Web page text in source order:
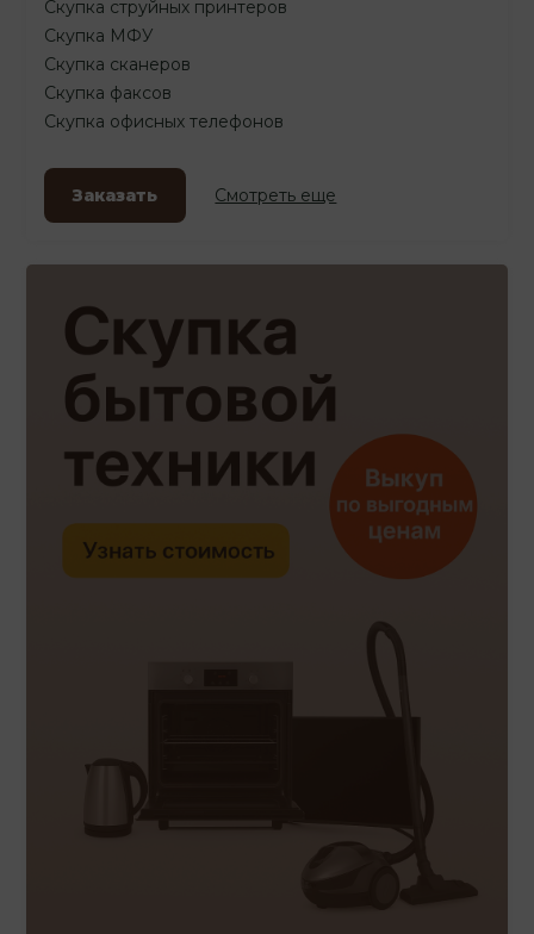
Скупка струйных принтеров
Скупка МФУ
Скупка сканеров
Скупка факсов
Скупка офисных телефонов
Заказать Смотреть еще